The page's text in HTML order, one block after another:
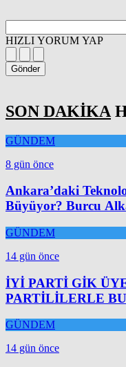
HIZLI YORUM YAP
Gönder
SON DAKİKA
GÜNDEM
8 gün önce
Ankara’daki
Büyüyor? Burcu
GÜNDEM
14 gün önce
İYİ PARTİ GİK
PARTİLİLERLE
GÜNDEM
14 gün önce